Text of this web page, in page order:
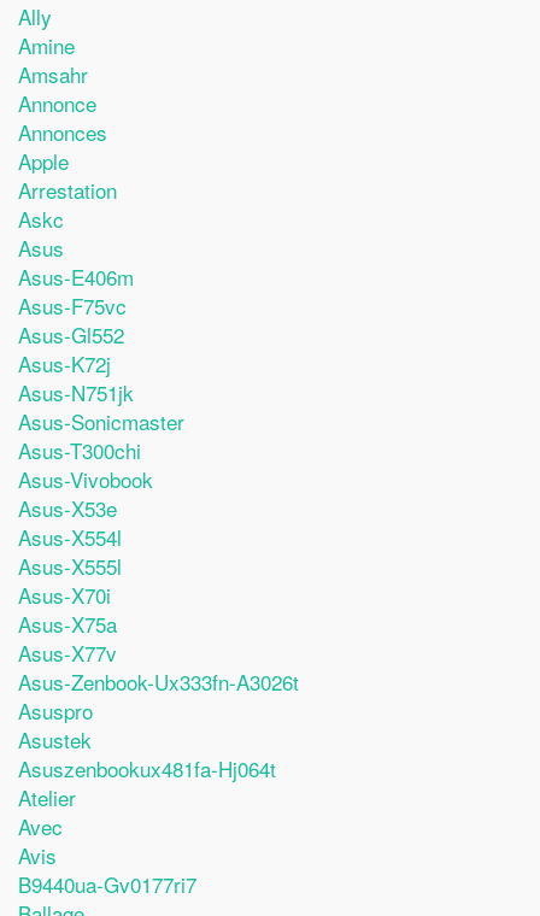
Ally
Amine
Amsahr
Annonce
Annonces
Apple
Arrestation
Askc
Asus
Asus-E406m
Asus-F75vc
Asus-Gl552
Asus-K72j
Asus-N751jk
Asus-Sonicmaster
Asus-T300chi
Asus-Vivobook
Asus-X53e
Asus-X554l
Asus-X555l
Asus-X70i
Asus-X75a
Asus-X77v
Asus-Zenbook-Ux333fn-A3026t
Asuspro
Asustek
Asuszenbookux481fa-Hj064t
Atelier
Avec
Avis
B9440ua-Gv0177ri7